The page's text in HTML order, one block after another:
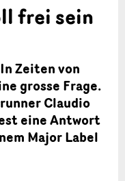
frei sein
Zeiten von
grosse Frage.
Claudio
eine Antwort
Major Label